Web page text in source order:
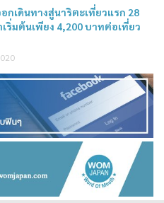
อกเดินทางสู่นาริตะเที่ยวแรก 28
ริ่มต้นเพียง 4,200 บาทต่อเที่ยว